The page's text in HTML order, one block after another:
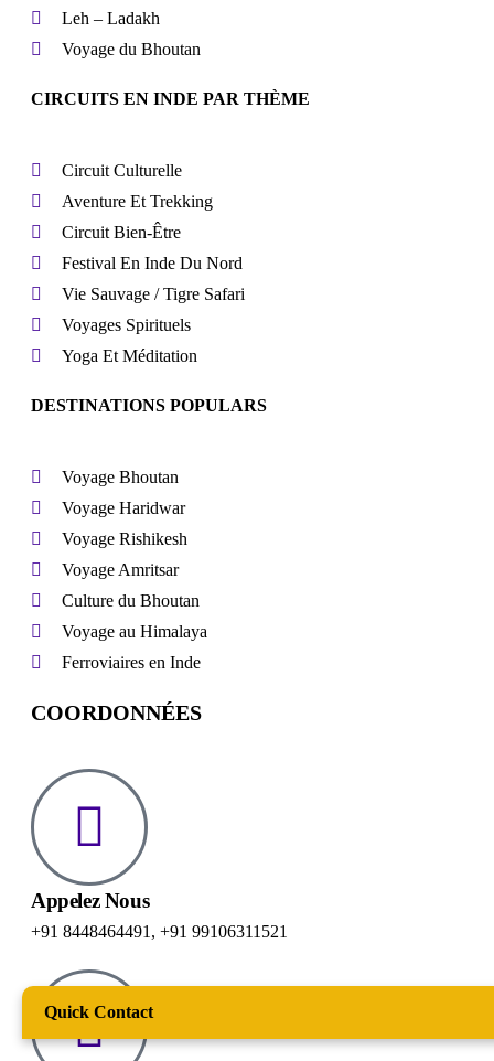
Leh – Ladakh
Voyage du Bhoutan
CIRCUITS EN INDE PAR THÈME
Circuit Culturelle
Aventure Et Trekking
Circuit Bien-Être
Festival En Inde Du Nord
Vie Sauvage / Tigre Safari
Voyages Spirituels
Yoga Et Méditation
DESTINATIONS POPULARS
Voyage Bhoutan
Voyage Haridwar
Voyage Rishikesh
Voyage Amritsar
Culture du Bhoutan
Voyage au Himalaya
Ferroviaires en Inde
COORDONNÉES
Appelez Nous
+91 8448464491 , +91 99106311521
Quick Contact